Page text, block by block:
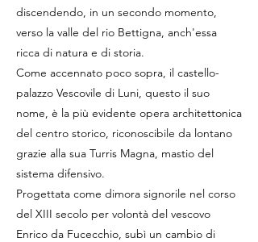
discendendo, in un secondo momento,
verso la valle del rio Bettigna, anch'essa
ricca di natura e di storia.
Come accennato poco sopra, il castello-
palazzo Vescovile di Luni, questo il suo
nome, è la più evidente opera architettonica
del centro storico, riconoscibile da lontano
grazie alla sua Turris Magna, mastio del
sistema difensivo.
Progettata come dimora signorile nel corso
del XIII secolo per volontà del vescovo
Enrico da Fucecchio, subì un cambio di